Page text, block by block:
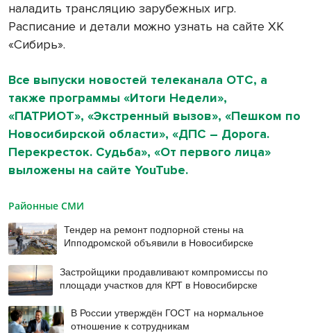
наладить трансляцию зарубежных игр.
Расписание и детали можно узнать на сайте ХК
«Сибирь».
Все выпуски новостей телеканала ОТС, а
также программы «Итоги Недели»,
«ПАТРИОТ», «Экстренный вызов», «Пешком по
Новосибирской области», «ДПС – Дорога.
Перекресток. Судьба», «От первого лица»
выложены на сайте YouTube.
Районные СМИ
Тендер на ремонт подпорной стены на
Ипподромской объявили в Новосибирске
Застройщики продавливают компромиссы по
площади участков для КРТ в Новосибирске
В России утверждён ГОСТ на нормальное
отношение к сотрудникам